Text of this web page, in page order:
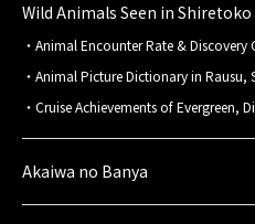
Wild Animals Seen in Shiretoko
Animal Encounter Rate & Discovery
Animal Picture Dictionary in Rausu,
Cruise Achievements of Evergreen,
Akaiwa no Banya